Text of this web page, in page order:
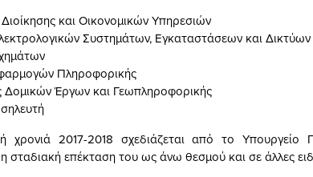
και Οικονομικών Υπηρεσιών
Συστημάτων, Εγκαταστάσεων και Δικτύων
Πληροφορικής
Δομικών Έργων και Γεωπληροφορικής
χρονιά 2017-2018 σχεδιάζεται από το Υπουργείο
σταδιακή επέκταση του ως άνω θεσμού και σε άλλες